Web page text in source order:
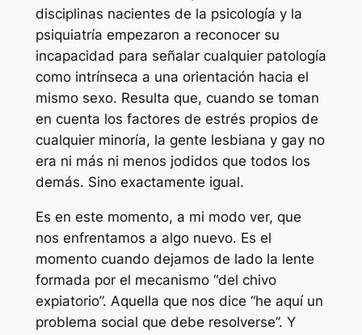
disciplinas nacientes de la psicología y la
psiquiatría empezaron a reconocer su
incapacidad para señalar cualquier patología
como intrínseca a una orientación hacia el
mismo sexo. Resulta que, cuando se toman
en cuenta los factores de estrés propios de
cualquier minoría, la gente lesbiana y gay no
era ni más ni menos jodidos que todos los
demás. Sino exactamente igual.
Es en este momento, a mi modo ver, que
nos enfrentamos a algo nuevo. Es el
momento cuando dejamos de lado la lente
formada por el mecanismo “del chivo
expiatorio”. Aquella que nos dice “he aquí un
problema social que debe resolverse”. Y